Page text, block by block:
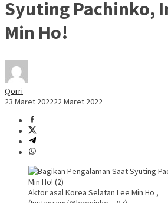
Syuting Pachinko,
Min Ho!
Qorri
23 Maret 202222 Maret 2022
Aktor asal Korea Selatan Lee Min Ho ,